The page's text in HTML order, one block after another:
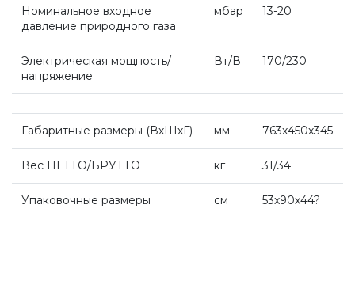
Настенные газовые котлы De Dietrich
Настенные конденсационные котлы De
Dietrich
Чугунные напольные котлы De Dietrich
Номинальное входное
давление природного газа
мбар 13-20
Электрическая мощность/
напряжение
Вт/В 170/230
Габаритные размеры (ВхШхГ) мм 763х450х345
Вес НЕТТО/БРУТТО кг 31/34
Упаковочные размеры см 53х90х44?